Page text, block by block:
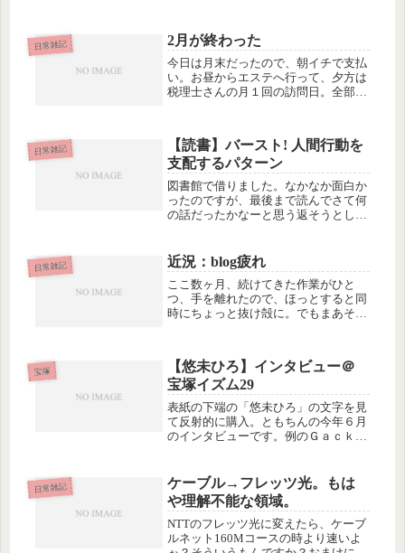
日常雑記 2月が終わった
今日は月末だったので、朝イチで支払
い。お昼からエステへ行って、夕方は
税理士さんの月１回の訪問日。全部、
が経過。例年と違って、毎月の目標を
たてたり、行動計画を立てたりする
の...
日常雑記
【読書】バースト! 人間行動を
支配するパターン
図書館で借りました。なかなか面白か
ったのですが、最後まで読んでさて何
の話だったかなーと思う返そうとして
(¨;)内容についてはこちらのAmazonの
レビューがすばらしくまとま...
日常雑記 近況：blog疲れ
ここ数ヶ月、続けてきた作業がひと
つ、手を離れたので、ほっとすると同
時にちょっと抜け殻に。でもまあそん
ありません。また次の計画に向けて、
１から作業を始めるだけです。それで
も今...
宝塚
【悠未ひろ】インタビュー＠
宝塚イズム29
表紙の下端の「悠未ひろ」の文字を見
て反射的に購入。ともちんの今年６月
のインタビューです。例のＧａｃｋｔ
てをたどって連絡が来て、出演を依頼
されたんですって。キャスティングは
Ｇ...
日常雑記
ケーブル→フレッツ光。もは
や理解不能な領域。
NTTのフレッツ光に変えたら、ケーブ
ルネット160Mコースの時より速いよ